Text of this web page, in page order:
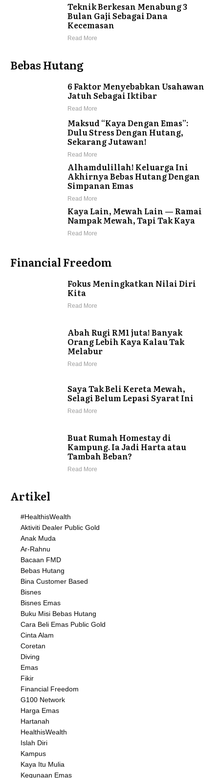
Teknik Berkesan Menabung 3
Bulan Gaji Sebagai Dana
Kecemasan
Read More
Bebas Hutang
6 Faktor Menyebabkan Usahawan
Jatuh Sebagai Iktibar
Read More
Maksud “Kaya Dengan Emas”:
Dulu Stress Dengan Hutang,
Sekarang Jutawan!
Read More
Alhamdulillah! Keluarga Ini
Akhirnya Bebas Hutang Dengan
Simpanan Emas
Read More
Kaya Lain, Mewah Lain — Ramai
Nampak Mewah, Tapi Tak Kaya
Read More
Financial Freedom
Fokus Meningkatkan Nilai Diri
Kita
Read More
Abah Rugi RM1 juta! Banyak
Orang Lebih Kaya Kalau Tak
Melabur
Read More
Saya Tak Beli Kereta Mewah,
Selagi Belum Lepasi Syarat Ini
Read More
Buat Rumah Homestay di
Kampung. Ia Jadi Harta atau
Tambah Beban?
Read More
Artikel
#HealthisWealth
Aktiviti Dealer Public Gold
Anak Muda
Ar-Rahnu
Bacaan FMD
Bebas Hutang
Bina Customer Based
Bisnes
Bisnes Emas
Buku Misi Bebas Hutang
Cara Beli Emas Public Gold
Cinta Alam
Coretan
Diving
Emas
Fikir
Financial Freedom
G100 Network
Harga Emas
Hartanah
HealthisWealth
Islah Diri
Kampus
Kaya Itu Mulia
Kegunaan Emas